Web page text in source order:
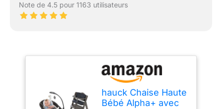
Note de 4.5 pour 1163 utilisateurs
hauck Chaise Haute
Bébé Alpha+ avec